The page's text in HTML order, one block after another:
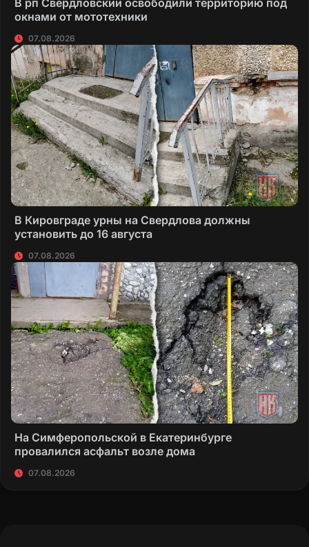
окнами от мототехники
07.08.2026
В Кировграде урны на Свердлова должны
установить до 16 августа
07.08.2026
На Симферопольской в Екатеринбурге
провалился асфальт возле дома
07.08.2026